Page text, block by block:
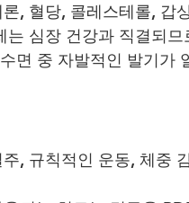
, 혈당, 콜레스테롤, 갑
는 심장 건강과 직결되
수면 중 자발적인 발기가
, 규칙적인 운동, 체중